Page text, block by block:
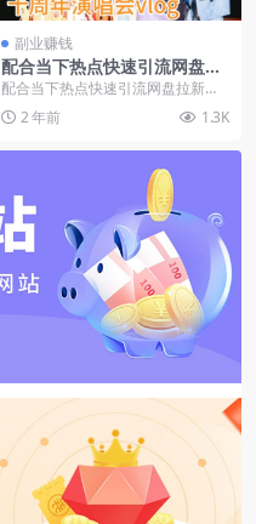
副业赚钱
配合当下热点快速引流网盘拉
新【TFboys十周年演唱会直
配合当下热点快速引流网盘拉新【T
Fboys十周年演唱会直播】热点事件
自带流量和关...
2 年前 1.3K